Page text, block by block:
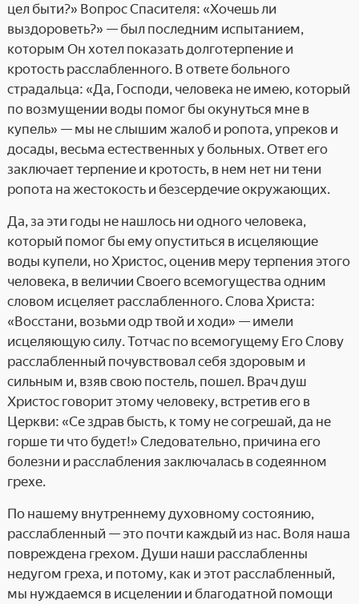
цел быти?» Вопрос Спасителя: «Хочешь ли
выздороветь?» — был последним испытанием,
которым Он хотел показать долготерпение и
кротость расслабленного. В ответе больного
страдальца: «Да, Господи, человека не имею, который
по возмущении воды помог бы окунуться мне в
купель» — мы не слышим жалоб и ропота, упреков и
досады, весьма естественных у больных. Ответ его
заключает терпение и кротость, в нем нет ни тени
ропота на жестокость и безсердечие окружающих.
Да, за эти годы не нашлось ни одного человека,
который помог бы ему опуститься в исцеляющие
воды купели, но Христос, оценив меру терпения этого
человека, в величии Своего всемогущества одним
словом исцеляет расслабленного. Слова Христа:
«Восстани, возьми одр твой и ходи» — имели
исцеляющую силу. Тотчас по всемогущему Его Слову
расслабленный почувствовал себя здоровым и
сильным и, взяв свою постель, пошел. Врач душ
Христос говорит этому человеку, встретив его в
Церкви: «Се здрав бысть, к тому не согрешай, да не
горше ти что будет!» Следовательно, причина его
болезни и расслабления заключалась в содеянном
грехе.
По нашему внутреннему духовному состоянию,
расслабленный — это почти каждый из нас. Воля наша
повреждена грехом. Души наши расслабленны
недугом греха, и потому, как и этот расслабленный,
мы нуждаемся в исцелении и благодатной помощи